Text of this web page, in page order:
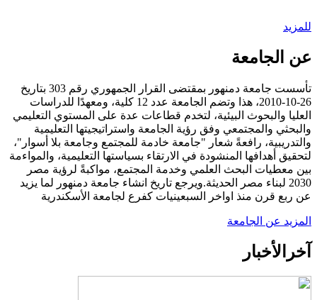
للمزيد
عن الجامعة
تأسست جامعة دمنهور بمقتضى القرار الجمهوري رقم 303 بتاريخ
26-10-2010، هذا وتضم الجامعة عدد 12 كلية، ومعهدًا للدراسات
العليا والبحوث البيئية، لتخدم قطاعات عدة على المستوي التعليمي
والبحثي والمجتمعي وفق رؤية الجامعة واستراتيجيتها التعليمية
والتدريبية، رافعةً شعار "جامعة خادمة للمجتمع وجامعة بلا أسوار"،
لتحقيق أهدافها المنشودة في الارتقاء بسياستها التعليمية، والمواءمة
بين معطيات البحث العلمي وخدمة المجتمع، مواكبةً لرؤية مصر
2030 لبناء مصر الحديثة.ويرجع تاريخ انشاء جامعة دمنهور لما يزيد
عن ربع قرن منذ اواخر السبعينيات كفرع لجامعة الأسكندرية
المزيد عن الجامعة
آخر الأخبار